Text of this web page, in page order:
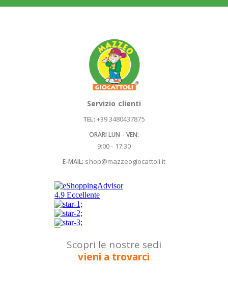
Servizio clienti
TEL: +39 3480437875
ORARI LUN - VEN:
9:00 - 17:30
E-MAIL: shop@mazzeogiocattoli.it
Scopri le nostre sedi
vieni a trovarci